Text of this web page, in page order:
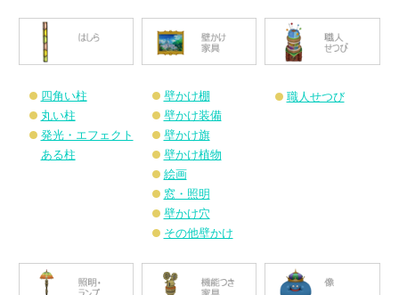
四角い柱
丸い柱
発光・エフェクト
ある柱
壁かけ棚
壁かけ装備
壁かけ旗
壁かけ植物
絵画
窓・照明
壁かけ穴
その他壁かけ
職人せつび